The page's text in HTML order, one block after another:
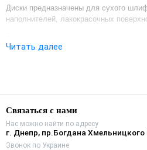
Диски предназначены для сухого
наполнителей, лакокрасочных
Читать далее
Связаться с нами
Нас можно найти по адресу
г. Днепр, пр.Богдана Хмельницкого
Звонок по Украине